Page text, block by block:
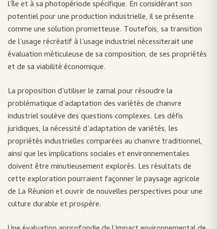
l’île et à sa photopériode spécifique. En considérant son
potentiel pour une production industrielle, il se présente
comme une solution prometteuse. Toutefois, sa transition
de l’usage récréatif à l’usage industriel nécessiterait une
évaluation méticuleuse de sa composition, de ses propriétés
et de sa viabilité économique.
La proposition d’utiliser le zamal pour résoudre la
problématique d’adaptation des variétés de chanvre
industriel soulève des questions complexes. Les défis
juridiques, la nécessité d’adaptation de variétés, les
propriétés industrielles comparées au chanvre traditionnel,
ainsi que les implications sociales et environnementales
doivent être minutieusement explorés. Les résultats de
cette exploration pourraient façonner le paysage agricole
de La Réunion et ouvrir de nouvelles perspectives pour une
culture durable et prospère.